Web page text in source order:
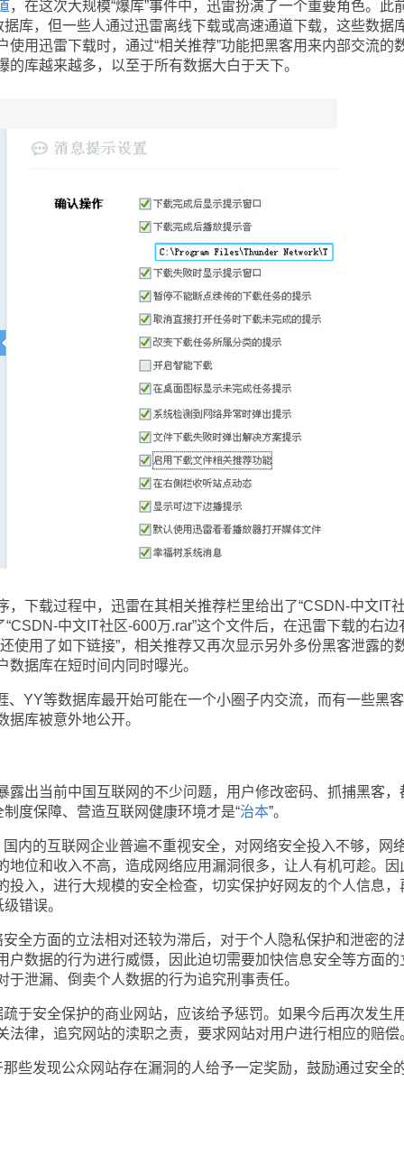
，在这次大规模“爆库”事件中，迅雷扮演了一个重要角色。此
据库，但一些人通过迅雷离线下载或高速通道下载，这些数据
使用迅雷下载时，通过“相关推荐”功能把黑客用来内部交流的
库越来越多，以至于所有数据大白于天下。
载过程中，迅雷在其相关推荐栏里给出了“CSDN-中文IT
中文IT社区-600万.rar”这个文件后，在迅雷下载的右边
使用了如下链接”，相关推荐又再次显示另外多份黑客泄露的
据库在短时间内同时曝光。
等数据库最开始可能在一个小圈子内交流，而有一些黑
库被意外地公开。
当前中国互联网的不少问题，用户修改密码、抓捕黑客，
度保障、营造互联网健康环境才是“治本”。
的互联网企业普遍不重视安全，对网络安全投入不够，网
地位和收入不高，造成网络应用漏洞很多，让人有机可趁。因
投入，进行大规模的安全检查，切实保护好网友的个人信息，
错误。
方面的立法相对还较为滞后，对于个人隐私保护和泄密的
户数据的行为进行威慑，因此迫切需要加快信息安全等方面的
泄漏、倒卖个人数据的行为追究刑事责任。
安全保护的商业网站，应该给予惩罚。如果今后再次发生
法律，追究网站的渎职之责，要求网站对用户进行相应的赔偿
发现公众网站存在漏洞的人给予一定奖励，鼓励通过安全